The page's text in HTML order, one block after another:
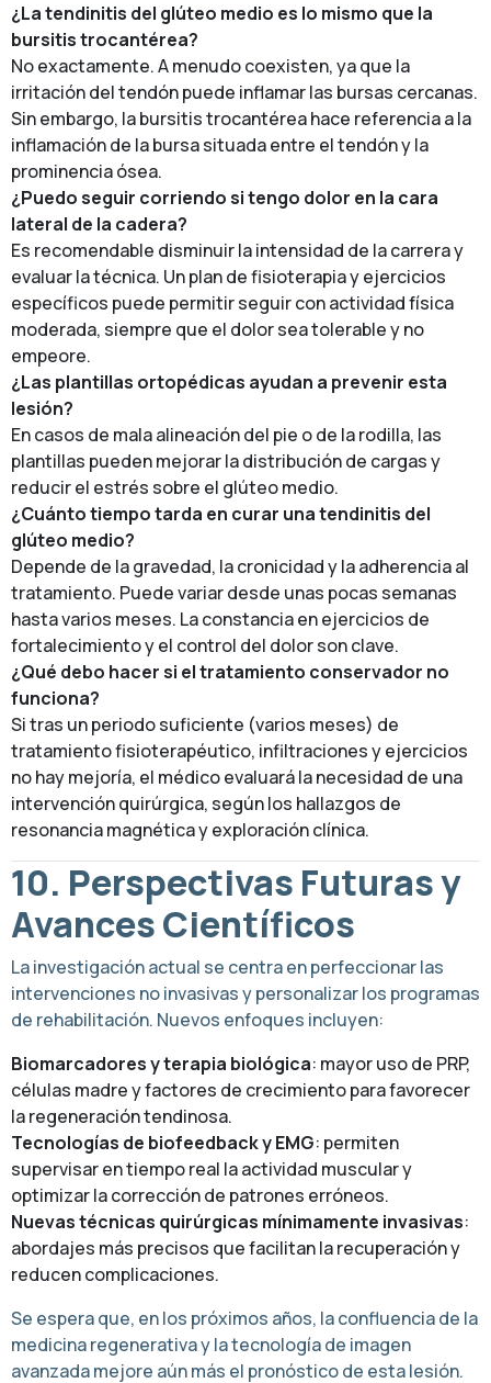
¿La tendinitis del glúteo medio es lo mismo que la
bursitis trocantérea?
No exactamente. A menudo coexisten, ya que la
irritación del tendón puede inflamar las bursas cercanas.
Sin embargo, la bursitis trocantérea hace referencia a la
inflamación de la bursa situada entre el tendón y la
prominencia ósea.
¿Puedo seguir corriendo si tengo dolor en la cara
lateral de la cadera?
Es recomendable disminuir la intensidad de la carrera y
evaluar la técnica. Un plan de fisioterapia y ejercicios
específicos puede permitir seguir con actividad física
moderada, siempre que el dolor sea tolerable y no
empeore.
¿Las plantillas ortopédicas ayudan a prevenir esta
lesión?
En casos de mala alineación del pie o de la rodilla, las
plantillas pueden mejorar la distribución de cargas y
reducir el estrés sobre el glúteo medio.
¿Cuánto tiempo tarda en curar una tendinitis del
glúteo medio?
Depende de la gravedad, la cronicidad y la adherencia al
tratamiento. Puede variar desde unas pocas semanas
hasta varios meses. La constancia en ejercicios de
fortalecimiento y el control del dolor son clave.
¿Qué debo hacer si el tratamiento conservador no
funciona?
Si tras un periodo suficiente (varios meses) de
tratamiento fisioterapéutico, infiltraciones y ejercicios
no hay mejoría, el médico evaluará la necesidad de una
intervención quirúrgica, según los hallazgos de
resonancia magnética y exploración clínica.
10. Perspectivas Futuras y
Avances Científicos
La investigación actual se centra en perfeccionar las
intervenciones no invasivas y personalizar los programas
de rehabilitación. Nuevos enfoques incluyen:
Biomarcadores y terapia biológica: mayor uso de PRP,
células madre y factores de crecimiento para favorecer
la regeneración tendinosa.
Tecnologías de biofeedback y EMG: permiten
supervisar en tiempo real la actividad muscular y
optimizar la corrección de patrones erróneos.
Nuevas técnicas quirúrgicas mínimamente invasivas:
abordajes más precisos que facilitan la recuperación y
reducen complicaciones.
Se espera que, en los próximos años, la confluencia de la
medicina regenerativa y la tecnología de imagen
avanzada mejore aún más el pronóstico de esta lesión.